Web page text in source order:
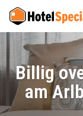
Billig
am